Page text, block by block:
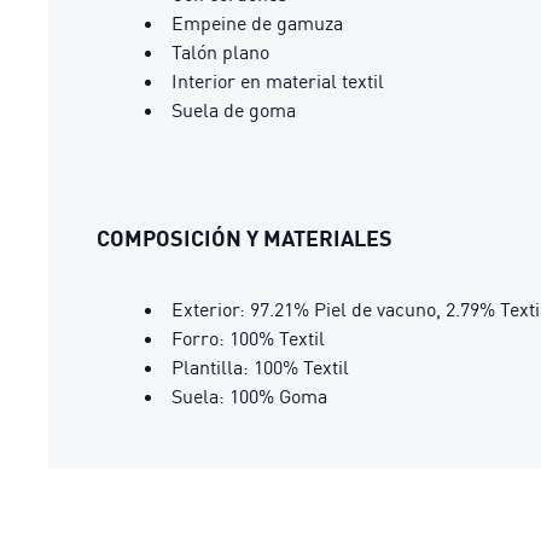
Empeine de gamuza
Talón plano
Interior en material textil
Suela de goma
COMPOSICIÓN Y MATERIALES
Exterior: 97.21% Piel de vacuno, 2.79%
Forro: 100% Textil
Plantilla: 100% Textil
Suela: 100% Goma